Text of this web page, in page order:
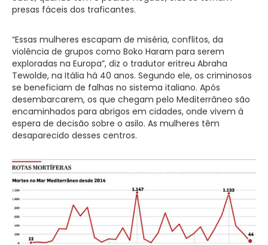
presas fáceis dos traficantes.
“Essas mulheres escapam de miséria, conflitos, da
violência de grupos como Boko Haram para serem
exploradas na Europa”, diz o tradutor eritreu Abraha
Tewolde, na Itália há 40 anos. Segundo ele, os criminosos
se beneficiam de falhas no sistema italiano. Após
desembarcarem, os que chegam pelo Mediterrâneo são
encaminhados para abrigos em cidades, onde vivem à
espera de decisão sobre o asilo. As mulheres têm
desaparecido desses centros.